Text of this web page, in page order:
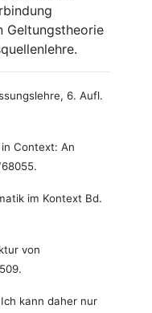
Geltungstheorie
6. Aufl.
Context: An
im Kontext Bd.
von
kann daher nur